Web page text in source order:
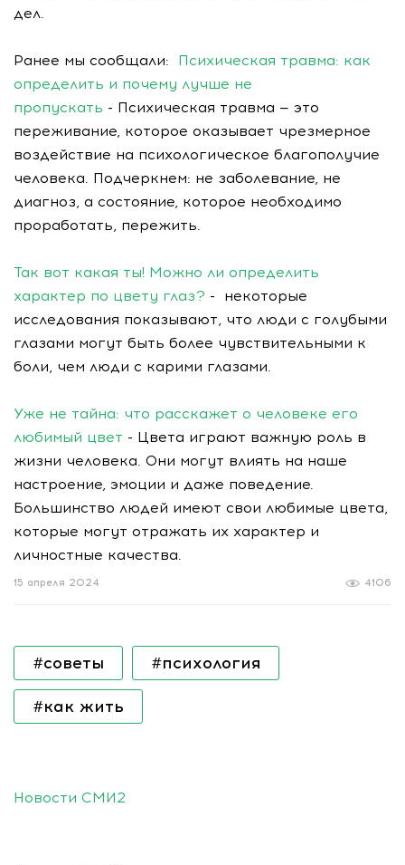
дел.
Ранее мы сообщали: Психическая травма: как
определить и почему лучше не
пропускать - Психическая травма — это
переживание, которое оказывает чрезмерное
воздействие на психологическое благополучие
человека. Подчеркнем: не заболевание, не
диагноз, а состояние, которое необходимо
проработать, пережить.
Так вот какая ты! Можно ли определить
характер по цвету глаз? - некоторые
исследования показывают, что люди с голубыми
глазами могут быть более чувствительными к
боли, чем люди с карими глазами.
Уже не тайна: что расскажет о человеке его
любимый цвет - Цвета играют важную роль в
жизни человека. Они могут влиять на наше
настроение, эмоции и даже поведение.
Большинство людей имеют свои любимые цвета,
которые могут отражать их характер и
личностные качества.
4106
15 апреля 2024
#советы #психология
#как жить
Новости СМИ2